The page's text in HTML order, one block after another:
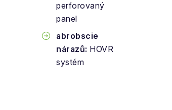
perforovaný
panel
abrobscie
nárazů: HOVR
systém